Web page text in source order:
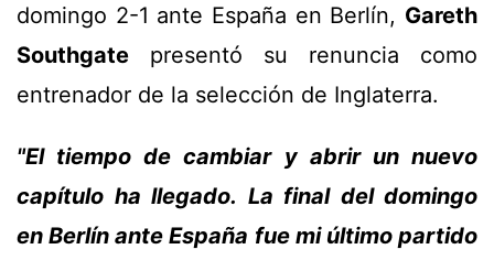
domingo 2-1 ante España en Berlín, Gareth
Southgate presentó su renuncia como
entrenador de la selección de Inglaterra.
"El tiempo de cambiar y abrir un nuevo
capítulo ha llegado. La final del domingo
en Berlín ante España fue mi último partido